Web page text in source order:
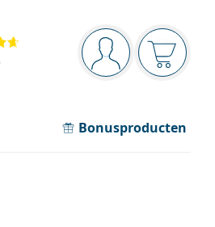
Navigatie
Je bent ingelogd
Jouw
Bonusproducten